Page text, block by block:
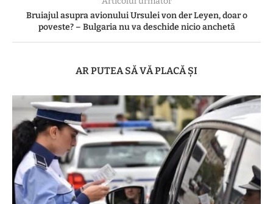
Bruiajul asupra avionului Ursulei von der Leyen, doar o
poveste? – Bulgaria nu va deschide nicio anchetă
AR PUTEA SĂ VĂ PLACĂ ȘI